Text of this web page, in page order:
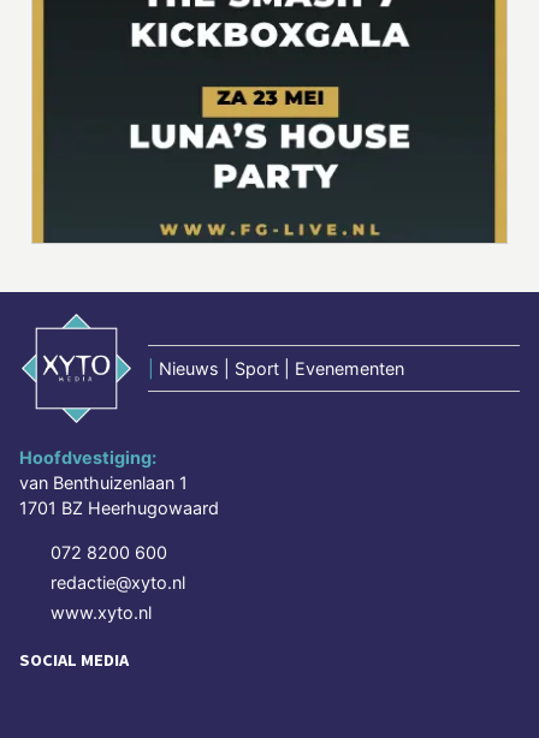
Nieuws | Sport | Evenementen
Hoofdvestiging:
van Benthuizenlaan 1
1701 BZ Heerhugowaard
072 8200 600
redactie@xyto.nl
www.xyto.nl
SOCIAL MEDIA